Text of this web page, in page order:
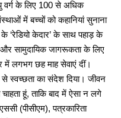
के लिए 100 से अधिक
में बच्चों को कहानियां सुनाना
केदार’ के साथ पहाड़ के
और सामुदायिक जागरूकता के लिए
लगभग छह माह सेवाएं दीं।
स्वच्छता का संदेश दिया। जीवन
हूं, ताकि बाद में ऐसा न लगे
(पीसीएम), पत्रकारिता